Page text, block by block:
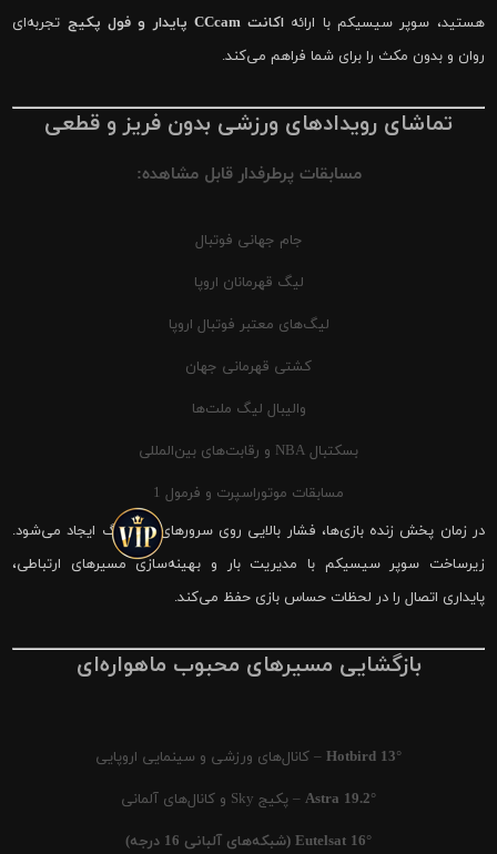
هستید، سوپر سیسیکم با ارائه اکانت CCcam پایدار و فول پکیج
تجربه‌ای
روان و بدون مکث را برای شما فراهم می‌کند.
تماشای رویدادهای ورزشی بدون فریز و قطعی
مسابقات پرطرفدار قابل مشاهده:
جام جهانی فوتبال
لیگ قهرمانان اروپا
لیگ‌های معتبر فوتبال اروپا
کشتی قهرمانی جهان
والیبال لیگ ملت‌ها
بسکتبال NBA و رقابت‌های بین‌المللی
مسابقات موتوراسپرت و فرمول 1
در زمان پخش زنده بازی‌ها، فشار بالایی روی سرورهای شیرینگ ایجاد می‌شود.
زیرساخت سوپر سیسیکم با مدیریت بار و بهینه‌سازی مسیرهای ارتباطی،
پایداری اتصال را در لحظات حساس بازی حفظ می‌کند.
بازگشایی مسیرهای محبوب ماهواره‌ای
Hotbird 13° – کانال‌های ورزشی و سینمایی اروپایی
Astra 19.2° – پکیج Sky و کانال‌های آلمانی
Eutelsat 16° (شبکه‌های آلبانی 16 درجه)